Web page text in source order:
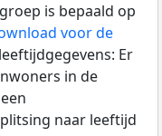
is bepaald op
voor de
Er
in de
naar leeftijd